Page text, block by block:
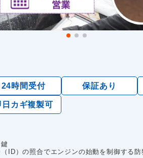
24時間受付 保証あり
日カギ複製可
ID）の照合でエンジンの始動を制御する防